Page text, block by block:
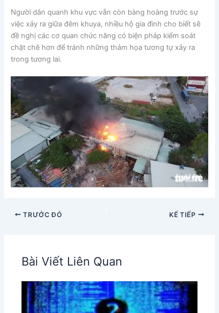
Người dân quanh khu vực vẫn còn bàng hoàng trước sự
việc xảy ra giữa đêm khuya, nhiều hộ gia đình cho biết sẽ
đề nghị các cơ quan chức năng có biện pháp kiểm soát
chặt chẽ hơn để tránh những thảm họa tương tự xảy ra
trong tương lai.
TRƯỚC ĐÓ KẾ TIẾP
Bài Viết Liên Quan